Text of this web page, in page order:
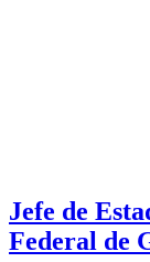
Jefe de
Federal de